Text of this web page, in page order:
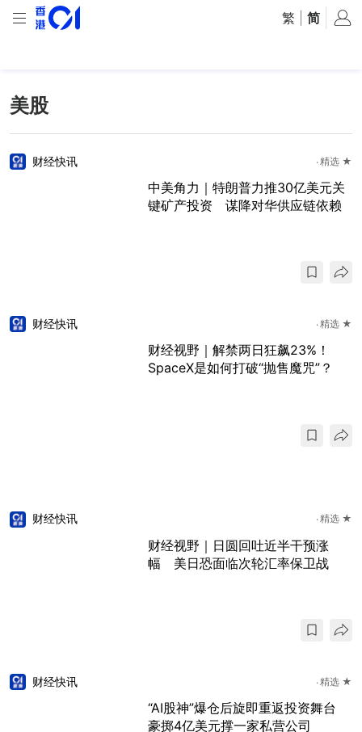
繁 简
美股
财经快讯 精选 ★
中美角力｜特朗普力推30亿美元关
键矿产投资 谋降对华供应链依赖
财经快讯 精选 ★
财经视野｜解禁两日狂飙23%！
SpaceX是如何打破“抛售魔咒”？
财经快讯 精选 ★
财经视野｜日圆回吐近半干预涨
幅 美日恐面临次轮汇率保卫战
财经快讯 精选 ★
“AI股神”爆仓后旋即重返投资舞台
豪掷4亿美元撑一家私营公司